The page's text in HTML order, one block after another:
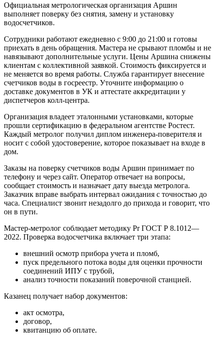
Официальная метрологическая организация Аршин
выполняет поверку без снятия, замену и установку
водосчетчиков.
Сотрудники работают ежедневно с 9:00 до 21:00 и готовы
приехать в день обращения. Мастера не срывают пломбы и не
навязывают дополнительные услуги. Цены Аршина снижены
клиентам с коллективной заявкой. Стоимость фиксируется и
не меняется во время работы. Служба гарантирует внесение
счетчиков воды в госреестр. Уточните информацию о
доставке документов в УК и аттестате аккредитации у
диспетчеров колл-центра.
Организация владеет эталонными установками, которые
прошли сертификацию в федеральном агентстве Ростест.
Каждый метролог получил диплом инженера-поверителя и
носит с собой удостоверение, которое показывает на входе в
дом.
Заказы на поверку счетчиков воды Аршин принимает по
телефону и через сайт. Оператор отвечает на вопросы,
сообщает стоимость и назначает дату выезда метролога.
Заказчик вправе выбрать интервал ожидания с точностью до
часа. Специалист звонит незадолго до прихода и говорит, что
он в пути.
Мастер-метролог соблюдает методику Pr ГОСТ Р 8.1012—
2022. Проверка водосчетчика включает три этапа:
внешний осмотр прибора учета и пломб,
пуск предельного потока воды для оценки прочности
соединений ИПУ с трубой,
анализ точности показаний поверочной станцией.
Казанец получает набор документов:
акт осмотра,
договор,
квитанцию об оплате.